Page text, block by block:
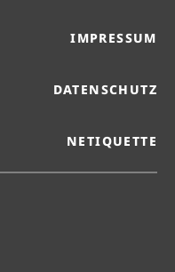
IMPRESSUM
DATENSCHUTZ
NETIQUETTE